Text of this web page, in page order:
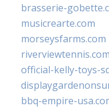
brasserie-
musicrearte.com
morseysfarms.com
riverviewtennis.com
official-kelly-toys-
bbq-empire-